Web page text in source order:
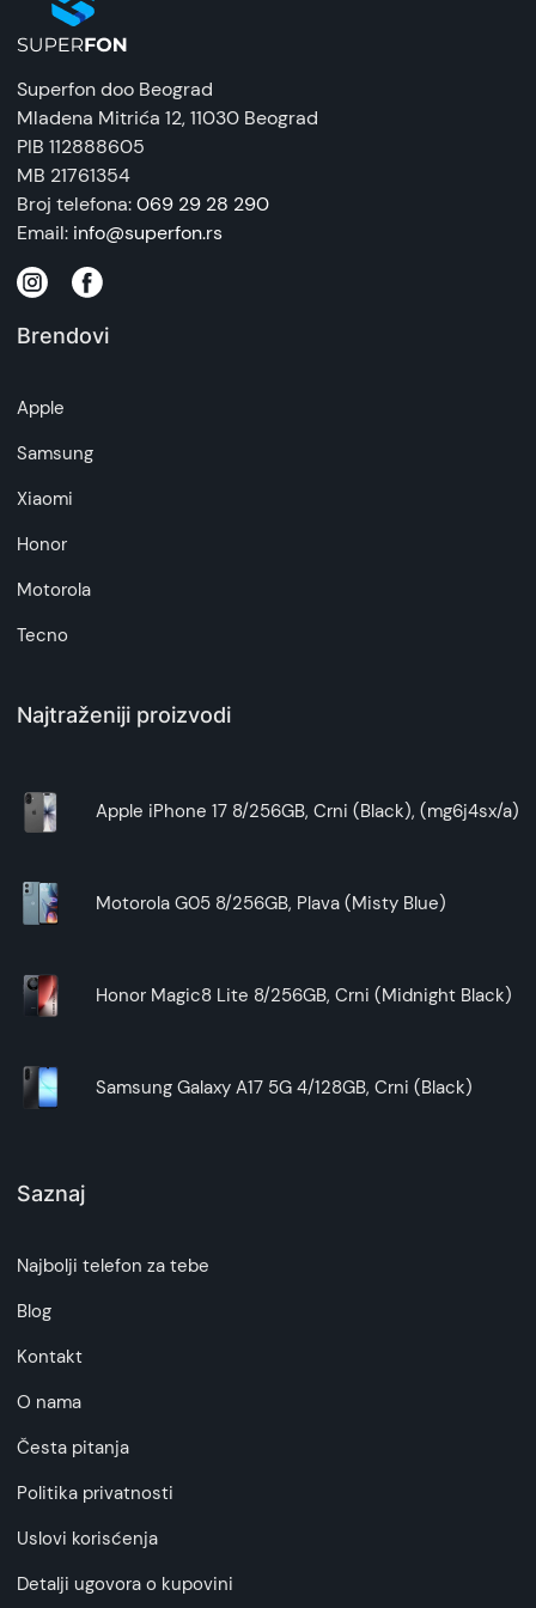
Galaxy A37 5G podržava 5G umrežavanje.
Međutim, dostupnost 5G mreže može odstupati
usluge.
Šta dolazi u kutiji uz Galaxy A37 5G?
Galaxy A37 5G dolazi sa kablom USB-C na USB-
C, iglom za otvaranje i Vodičem za brzo
pokretanje. Raspoloživi artikli u kutiji se mogu
razlikovati u zavisnosti od države ili regiona.
Samsung Galaxy A37 5G 8/256GB
idealan izbor za korisnike koji traže pouzdan, brz i
memoriju i podršku za 5G mrežu, bez problema
zabave.
Kombinacija kvalitetnog ekrana, dugotrajne
sigurnom investicijom.
Savršen balans cene, performansi i
što očekujete.
Superfon doo Beograd
Mladena Mitrića 12, 11030 Beograd
PIB 112888605
MB 21761354
Broj telefona:069 29 28 290
Email: info@superfon.rs
Brendovi
Apple
Samsung
Xiaomi
Honor
Motorola
Tecno
Najtraženiji proizvodi
Apple iPhone 17 8/256GB, Crni (Black), (mg6j4sx/a)
Motorola G05 8/256GB, Plava (Misty Blue)
Honor Magic8 Lite 8/256GB, Crni (Midnight Black)
Samsung Galaxy A17 5G 4/128GB, Crni (Black)
Saznaj
Najbolji telefon za tebe
Blog
Kontakt
O nama
Česta pitanja
Politika privatnosti
Uslovi korisćenja
Detalji ugovora o kupovini